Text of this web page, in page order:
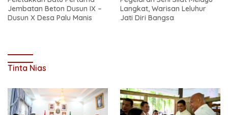
Jembatan Beton Dusun IX –
Dusun X Desa Palu Manis
Langkat, Warisan Leluhur
Jati Diri Bangsa
Tinta Nias